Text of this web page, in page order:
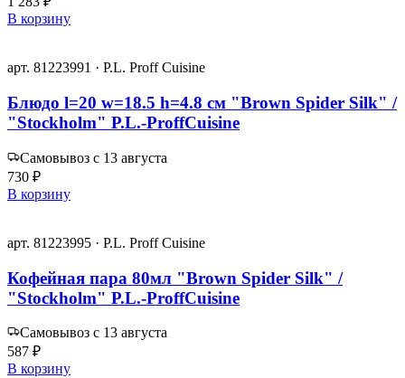
В корзину
арт. 81223991 · P.L. Proff Cuisine
Блюдо l=20 w=18.5 h=4.8 см "Brown Spider Silk" /
"Stockholm" P.L.-ProffCuisine
Самовывоз с 13 августа
730 ₽
В корзину
арт. 81223995 · P.L. Proff Cuisine
Кофейная пара 80мл "Brown Spider Silk" /
"Stockholm" P.L.-ProffCuisine
Самовывоз с 13 августа
587 ₽
В корзину